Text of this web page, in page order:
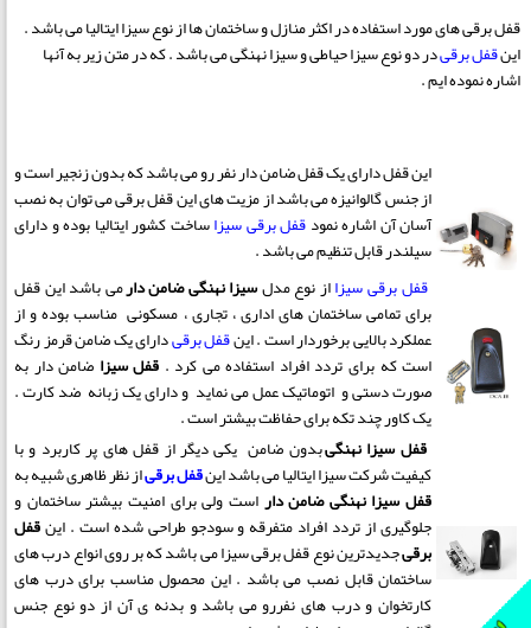
قفل برقی های مورد استفاده در اکثر منازل و ساختمان ها از نوع سیزا ایتالیا می باشد .
اینقفل برقیدر دو نوع سیزا حیاطی و سیزا نهنگی می باشد . که در متن زیر به آنها
اشاره نموده ایم .
این قفل دارای یک قفل ضامن دار نفر رو می باشد که بدون زنجیر است و
از جنس گالوانیزه می باشد از مزیت های این قفل برقی می توان به نصب
آسان آن اشاره نمودقفل برقی سیزاساخت کشور ایتالیا بوده و دارای
سیلندر قابل تنظیم می باشد .
قفل برقی سیزااز نوع مدلسیزا نهنگی ضامن دارمی باشد این قفل
برای تمامی ساختمان های اداری ، تجاری ، مسکونی مناسب بوده و از
عملکرد بالایی برخوردار است . اینقفل برقیدارای یک ضامن قرمز رنگ
است که برای تردد افراد استفاده می کرد . قفل سیزا ضامن دار به
صورت دستی و اتوماتیک عمل می نماید و دارای یک زبانه ضد کارت .
یک کاور چند تکه برای حفاظت بیشتر است .
قفل سیزا نهنگیبدون ضامن یکی دیگر از قفل های پر کاربرد و با
کیفیت شرکت سیزا ایتالیا می باشد اینقفل برقیاز نظر ظاهری شبیه به
قفل سیزا نهنگی ضامن داراست ولی برای امنیت بیشتر ساختمان و
جلوگیری از تردد افراد متفرقه و سودجو طراحی شده است . اینقفل
برقیجدیدترین نوع قفل برقی سیزا می باشد که بر روی انواع درب های
ساختمان قابل نصب می باشد . این محصول مناسب برای درب های
کارتخوان و درب های نفررو می باشد و بدنه ی آن از دو نوع جنس